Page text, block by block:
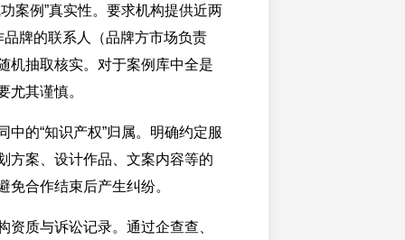
案例”真实性。要求机构提供近两
牌的联系人（品牌方市场负责
机抽取核实。对于案例库中全是
尤其谨慎。
中的“知识产权”归属。明确约定服
方案、设计作品、文案内容等的
免合作结束后产生纠纷。
资质与诉讼记录。通过企查查、